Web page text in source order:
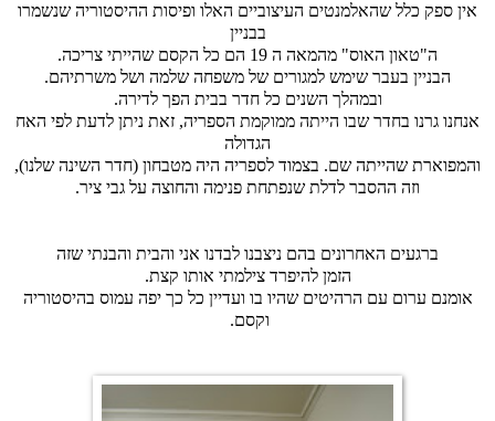
אין ספק כלל שהאלמנטים העיצוביים האלו ופיסות ההיסטוריה שנשמרו
בבניין
ה"טאון האוס" מהמאה ה 19 הם כל הקסם שהייתי צריכה.
הבניין בעבר שימש למגורים של משפחה שלמה ושל משרתיהם.
ובמהלך השנים כל חדר בבית הפך לדירה.
אנחנו גרנו בחדר שבו הייתה ממוקמת הספריה, זאת ניתן לדעת לפי האח
הגדולה
והמפוארת שהייתה שם. בצמוד לספריה היה מטבחון (חדר השינה שלנו),
וזה ההסבר לדלת שנפתחת פנימה והחוצה על גבי ציר.
ברגעים האחרונים בהם ניצבנו לבדנו אני והבית והבנתי שזה
הזמן להיפרד צילמתי אותו קצת.
אומנם ערום עם הרהיטים שהיו בו ועדיין כל כך יפה עמוס בהיסטוריה
וקסם.